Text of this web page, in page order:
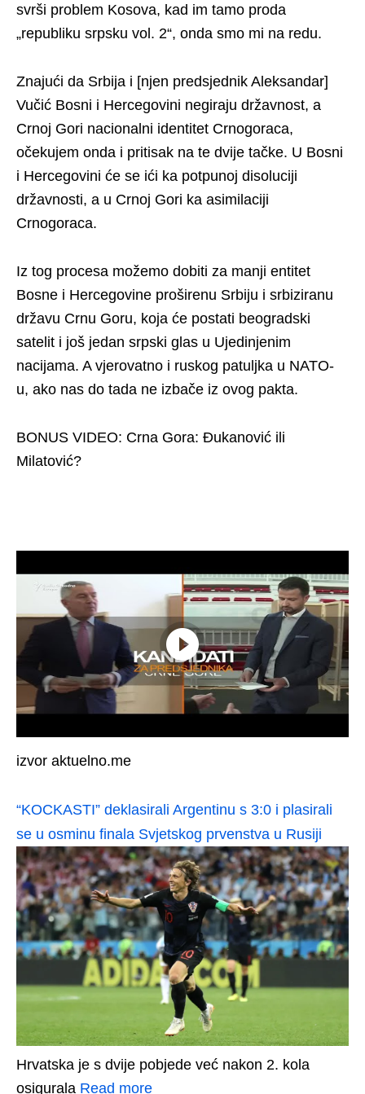
svrši problem Kosova, kad im tamo proda
„republiku srpsku vol. 2“, onda smo mi na redu.
Znajući da Srbija i [njen predsjednik Aleksandar]
Vučić Bosni i Hercegovini negiraju državnost, a
Crnoj Gori nacionalni identitet Crnogoraca,
očekujem onda i pritisak na te dvije tačke. U Bosni
i Hercegovini će se ići ka potpunoj disoluciji
državnosti, a u Crnoj Gori ka asimilaciji
Crnogoraca.
Iz tog procesa možemo dobiti za manji entitet
Bosne i Hercegovine proširenu Srbiju i srbiziranu
državu Crnu Goru, koja će postati beogradski
satelit i još jedan srpski glas u Ujedinjenim
nacijama. A vjerovatno i ruskog patuljka u NATO-
u, ako nas do tada ne izbače iz ovog pakta.
BONUS VIDEO: Crna Gora: Đukanović ili
Milatović?
izvor aktuelno.me
“KOCKASTI” deklasirali Argentinu s 3:0 i plasirali
se u osminu finala Svjetskog prvenstva u Rusiji
Hrvatska je s dvije pobjede već nakon 2. kola
osigurala Read more